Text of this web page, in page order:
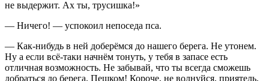
не выдержит. Ах ты, трусишка!»
— Ничего! — успокоил непоседа пса.
— Как-нибудь в ней доберёмся до нашего берега. Не утонем.
Ну а если всё-таки начнём тонуть, у тебя в запасе есть
отличная возможность. Не забывай, что ты всегда сможешь
добраться до берега. Пешком! Короче, не волнуйся, приятель.